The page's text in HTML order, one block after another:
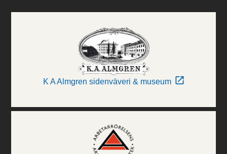
K A Almgren sidenväveri & museum